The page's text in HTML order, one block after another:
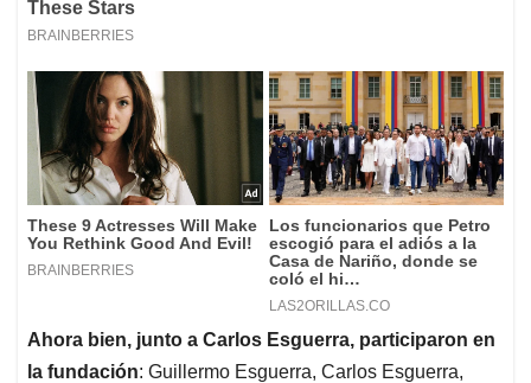
Ahora bien, junto a Carlos Esguerra, participaron en
la fundación: Guillermo Esguerra, Carlos Esguerra,